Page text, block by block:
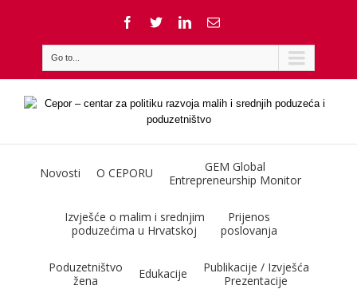
Go to...
Novosti O CEPORU
GEM Global
Entrepreneurship Monitor
Izvješće o malim i srednjim
poduzećima u Hrvatskoj
Prijenos
poslovanja
Poduzetništvo
žena
Edukacije
Publikacije / Izvješća
Prezentacije